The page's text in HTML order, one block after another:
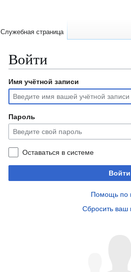
Войти
Перейти
навигации
Перейти
поиску
Имя учётной записи
Пароль
Оставаться в системе
Войти
Помощь по
Сбросить ваш
Служебная страница